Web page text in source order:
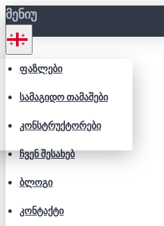
ᲛᲔᲜᲘᲣ
ᲤᲐᲖᲚᲔᲑᲘ
ᲡᲐᲛᲐᲒᲘᲓᲝ ᲗᲐᲛᲐᲨᲔᲑᲘ
ᲙᲝᲜᲡᲢᲠᲣᲥᲢᲝᲠᲔᲑᲘ
ᲩᲕᲔᲜ ᲨᲔᲡᲐᲮᲔᲑ
ᲑᲚᲝᲒᲘ
ᲙᲝᲜᲢᲐᲥᲢᲘ